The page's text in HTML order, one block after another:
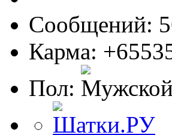
Сообщений:
Карма:
Пол: